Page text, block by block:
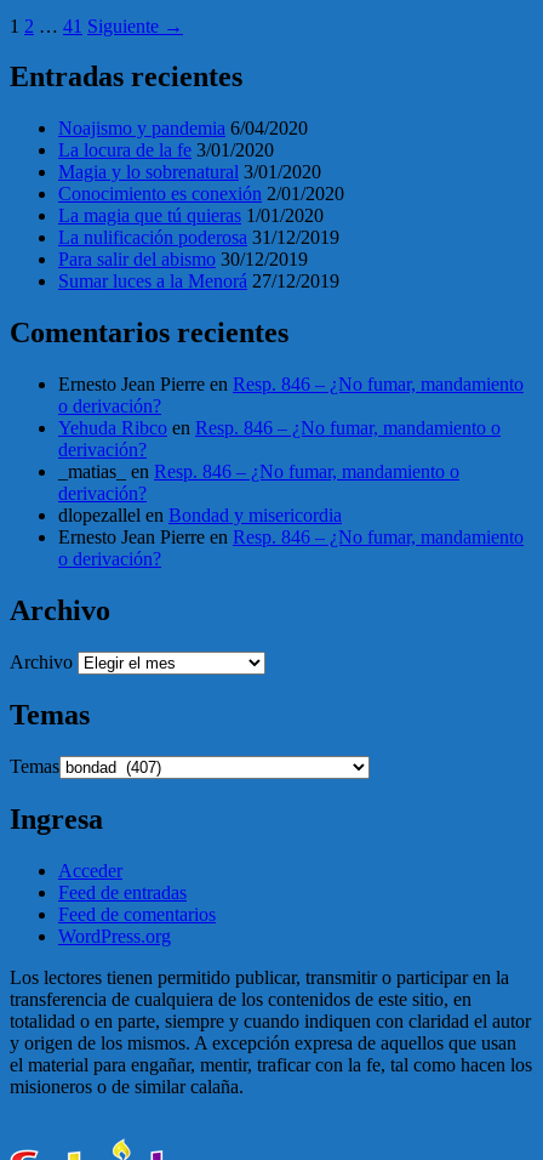
1 2 … 41 Siguiente →
Entradas recientes
Noajismo y pandemia 6/04/2020
La locura de la fe 3/01/2020
Magia y lo sobrenatural 3/01/2020
Conocimiento es conexión 2/01/2020
La magia que tú quieras 1/01/2020
La nulificación poderosa 31/12/2019
Para salir del abismo 30/12/2019
Sumar luces a la Menorá 27/12/2019
Comentarios recientes
Ernesto Jean Pierre en Resp. 846 – ¿No fumar, mandamiento
o derivación?
Yehuda Ribco en Resp. 846 – ¿No fumar, mandamiento o
derivación?
_matias_
en Resp. 846 – ¿No fumar, mandamiento o
derivación?
dlopezallel en Bondad y misericordia
Ernesto Jean Pierre en Resp. 846 – ¿No fumar, mandamiento
o derivación?
Archivo
Archivo
Temas
Temas
Ingresa
Acceder
Feed de entradas
Feed de comentarios
WordPress.org
Los lectores tienen permitido publicar, transmitir o participar en la
transferencia de cualquiera de los contenidos de este sitio, en
totalidad o en parte, siempre y cuando indiquen con claridad el autor
y origen de los mismos. A excepción expresa de aquellos que usan
el material para engañar, mentir, traficar con la fe, tal como hacen los
misioneros o de similar calaña.